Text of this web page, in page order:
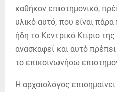
καθήκον επιστημονικό,
υλικό αυτό, που είναι πάρα
ήδη το Κεντρικό Κτίριο
ανασκαφεί και αυτό
το επικοινωνήσω
Η αρχαιολόγος